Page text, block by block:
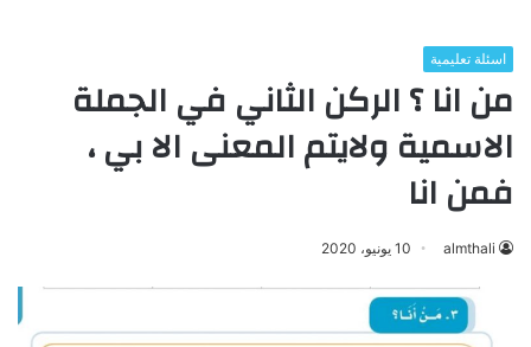
اسئلة تعليمية
من انا ؟ الركن الثاني في الجملة
الاسمية ولايتم المعنى الا بي ،
فمن انا
almthali 10 يونيو، 2020